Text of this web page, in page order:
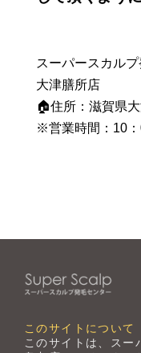
スーパースカル
大津膳所店
🏠住所：滋賀県
※営業時間：10
このサイトについて
このサイトは、スー